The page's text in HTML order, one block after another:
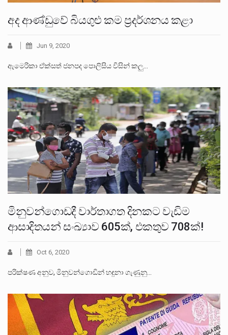
අද ආණ්ඩුවේ බියගුළු කම ප්‍රදර්ශනය කළා
Jun 9, 2020
ඇමෙරිකා ඒක්සත් ජනපද පොලිසිය විසින් කලු…
මිනුවන්ගොඩදී වාර්තාගත දිනකට වැඩිම
ආසාදිතයන් සංඛ්‍යාව 605ක්, එකතුව 708ක්!
Oct 6, 2020
පරික්ෂණ අනුව, මිනුවන්ගොඩින් හඳුනා ගැණුනු…